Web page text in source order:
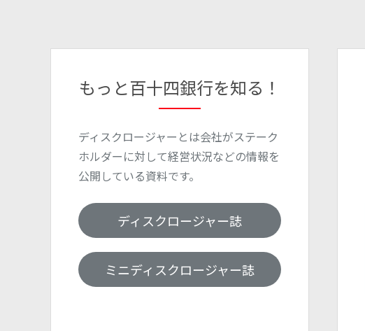
もっと百十四銀行を知る！
ディスクロージャーとは会社がステーク
ホルダーに対して経営状況などの情報を
公開している資料です。
ディスクロージャー誌
ミニディスクロージャー誌